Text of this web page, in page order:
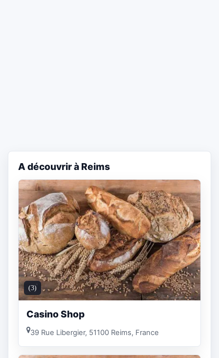
A découvrir à Reims
(3)
Casino Shop
39 Rue Libergier, 51100 Reims, France